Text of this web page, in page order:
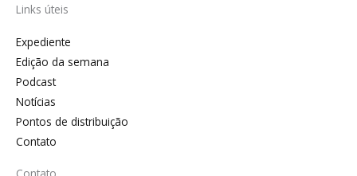
Links úteis
Expediente
Edição da semana
Podcast
Notícias
Pontos de distribuição
Contato
Contato